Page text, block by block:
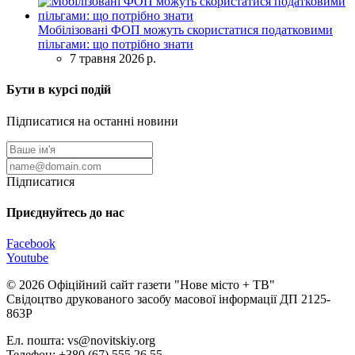
Мобілізовані ФОП можуть скористатися податковими
пільгами: що потрібно знати
7 травня 2026 р.
Бути в курсі подій
Підписатися на останні новини
Підписатися
Приєднуйтесь до нас
Facebook
Youtube
© 2026 Офіційний сайт газети "Нове мiсто + ТВ"
Свідоцтво друкованого засобу масової інформації ДП 2125-
863Р
Ел. пошта: vs@novitskiy.org